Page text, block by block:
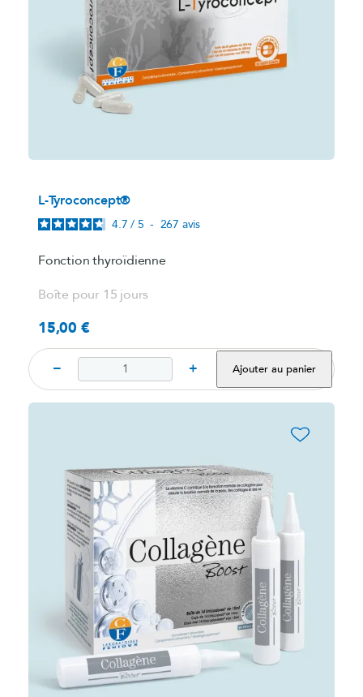
L-Tyroconcept®
4.7 / 5 - 267 avis
Fonction thyroïdienne
Boîte pour 15 jours
Prix
15,00 €
− + Ajouter au panier
favorite_border